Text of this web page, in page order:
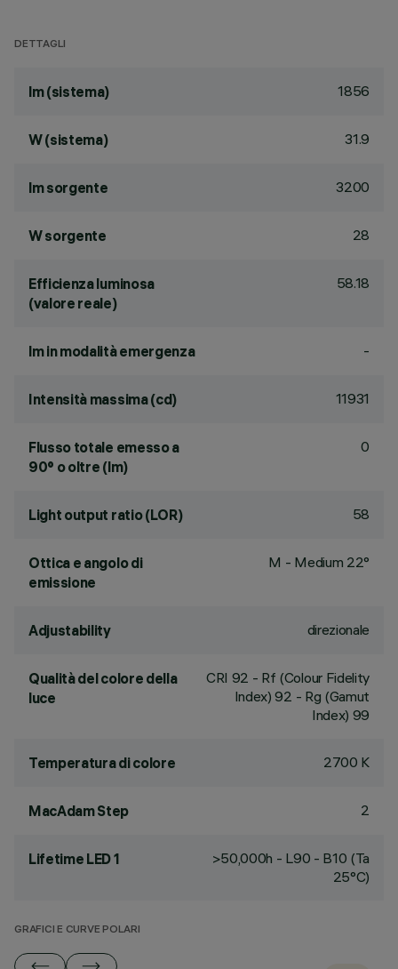
DETTAGLI
lm (sistema) 1856
W (sistema) 31.9
lm sorgente 3200
W sorgente 28
Efficienza luminosa
(valore reale)
58.18
lm in modalità emergenza -
Intensità massima (cd) 11931
Flusso totale emesso a
90° o oltre (lm)
0
Light output ratio (LOR) 58
Ottica e angolo di
emissione
M - Medium 22°
Adjustability direzionale
Qualità del colore della
luce
CRI 92 - Rf (Colour Fidelity
Index) 92 - Rg (Gamut
Index) 99
Temperatura di colore 2700 K
MacAdam Step 2
Lifetime LED 1
>50,000h - L90 - B10 (Ta
25°C)
GRAFICI E CURVE POLARI